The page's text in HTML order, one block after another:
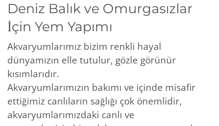
Deniz Balık ve Omurgasızlar
İçin Yem Yapımı
Akvaryumlarımız bizim renkli hayal
dünyamızın elle tutulur, gözle görünür
kısımlarıdır.
Akvaryumlarımızın bakımı ve içinde misafir
ettiğimiz canlıların sağlığı çok önemlidir,
akvaryumlarımızdaki canlı ve